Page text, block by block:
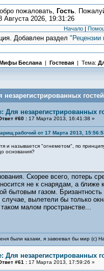
пожаловать, Гость.
Августа 2026, 19:31:26
Начало |
Добавлен раздел"Рецензии
Беслана| Гостевая | Тема:
незарегистрированных
Для незарегистрированных
#60 :17 Марта 2013, 16:41:38 »
рабочий от 17 Марта 2013,
и называется "огнеметом", по
основания?
Скорее всего, потерь
не к снарядам, а ближе
бытовым газом.
вылетели бы только
малом пространстве...
были казаки, я завоевал бы мир (с)
Для незарегистрированных
#61 :17 Марта 2013, 17:59:26 »